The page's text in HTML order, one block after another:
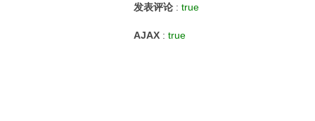
发表评论 : true
AJAX : true